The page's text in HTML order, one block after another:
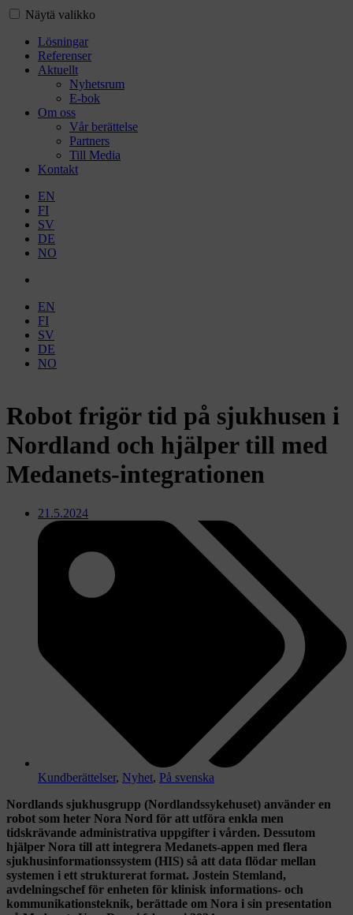
Näytä valikko
Lösningar
Referenser
Aktuellt
Nyhetsrum
E-bok
Om oss
Vår berättelse
Partners
Till Media
Kontakt
EN
FI
SV
DE
NO
EN
FI
SV
DE
NO
Robot frigör tid på sjukhusen i
Nordland och hjälper till med
Medanets-integrationen
21.5.2024
Kundberättelser, Nyhet, På svenska
Nordlands sjukhusgrupp (Nordlandssykehuset) använder en
robot som heter Nora Nord för att utföra enkla men
tidskrävande administrativa uppgifter i vården. Dessutom
hjälper Nora till att integrera Medanets-appen med flera
sjukhusinformationssystem (HIS) så att data flödar mellan
systemen i ett strukturerat format. Jostein Stemland,
avdelningschef för enheten för klinisk informations- och
kommunikationsteknik, berättade om Nora i sin presentation